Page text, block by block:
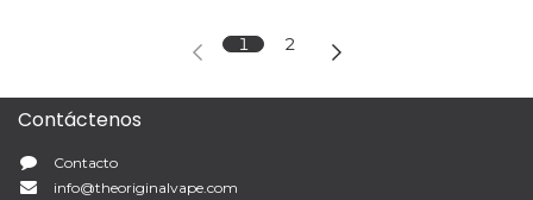
1 2
Contáctenos
Contacto
info@theoriginalvape.com